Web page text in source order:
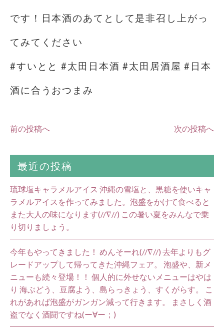
です！日本酒のあてとして是非召し上がっ
てみてください️
#すいとと #太田日本酒 #太田居酒屋 #日本
酒に合うおつまみ
前の投稿へ 次の投稿へ
最近の投稿
琉球塩キャラメルアイス 沖縄の雪塩と、黒糖を使いキャ
ラメルアイスを作ってみました。泡盛をかけて食べると
また大人の味になります(//∇//) この暑い夏をみんなで乗
り切りましょう。
今年もやってきました！ めんそーれ(//∇//) 去年よりもグ
レードアップして帰ってきた沖縄フェア。 泡盛や、新メ
ニューも続々登場！！ 個人的に外せないメニューはやは
り 海ぶどう、豆腐よう、島らっきょう、すくがらす。 こ
れがあれば泡盛がガンガン減って行きます。 まさしく酒
盗でなく酒闘ですね(ー∀ー；)